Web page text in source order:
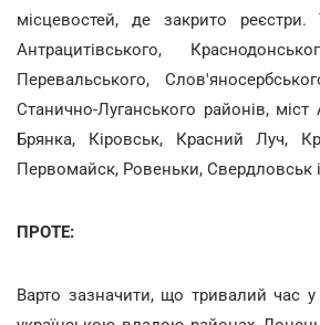
місцевостей, де закрито реєстри.
Антрацитівського,
Перевальського,
Станично-Луганського районів,
Брянка, Кіровськ, Красний Луч,
Первомайск, Ровеньки, Свердловськ
ПРОТЕ:
Варто зазначити, що тривалий час